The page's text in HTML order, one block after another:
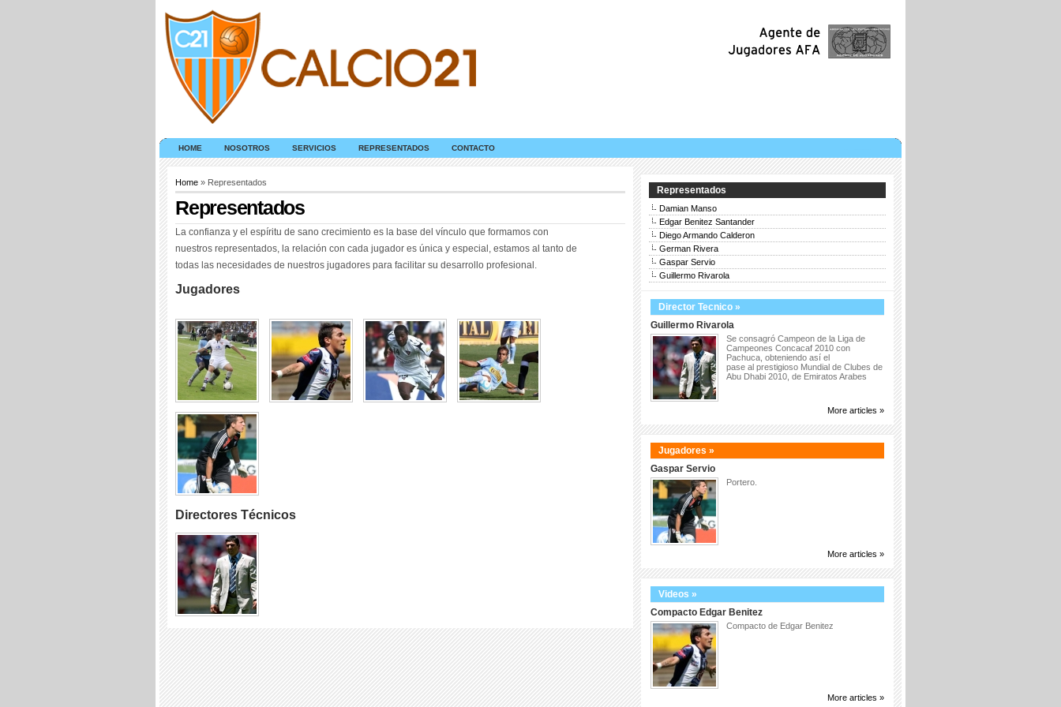
HOME NOSOTROS SERVICIOS REPRESENTADOS CONTACTO
Home » Representados
Representados
La confianza y el espíritu de sano crecimiento es la base del vínculo que formamos con
nuestros representados, la relación con cada jugador es única y especial, estamos al tanto de
todas las necesidades de nuestros jugadores para facilitar su desarrollo profesional.
Jugadores
Directores Técnicos
Representados
Damian Manso
Edgar Benitez Santander
Diego Armando Calderon
German Rivera
Gaspar Servio
Guillermo Rivarola
Director Tecnico »
Guillermo Rivarola
Se consagró Campeon de la Liga de
Campeones Concacaf 2010 con
Pachuca, obteniendo así el
pase al prestigioso Mundial de Clubes de
Abu Dhabi 2010, de Emiratos Arabes
More articles »
Jugadores »
Gaspar Servio
Portero.
More articles »
Videos »
Compacto Edgar Benitez
Compacto de Edgar Benitez
More articles »